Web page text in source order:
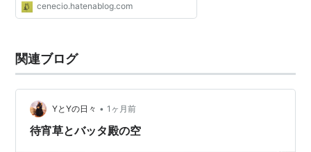
cenecio.hatenablog.com
関連ブログ
YとYの日々 • 1ヶ月前
待宵草とバッタ殿の空